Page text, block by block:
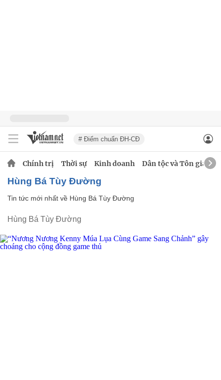
# Điểm chuẩn ĐH-CĐ
Chính trị Thời sự Kinh doanh Dân tộc và Tôn giáo
Hùng Bá Tùy Đường
Tin tức mới nhất về Hùng Bá Tùy Đường
Hùng Bá Tùy Đường